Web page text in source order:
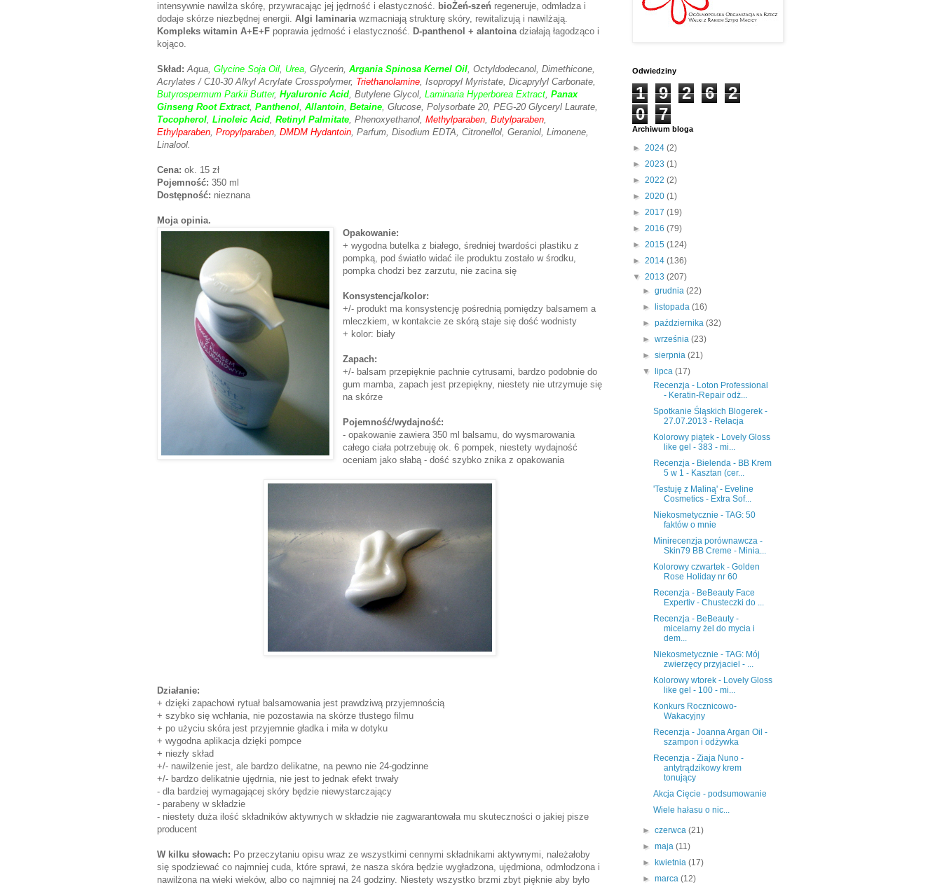
intensywnie nawilża skórę, przywracając jej jędrność i elastyczność. bioŻeń-szeń regeneruje, odmładza i
dodaje skórze niezbędnej energii. Algi laminariawzmacniają strukturę skóry, rewitalizują i nawilżają.
Kompleks witamin A+E+F poprawia jędrność i elastyczność. D-panthenol + alantoinadziałają łagodząco i
kojąco.
Skład: Aqua, Glycine Soja Oil, Urea, Glycerin, Argania Spinosa Kernel Oil, Octyldodecanol, Dimethicone,
Acrylates / C10-30 Alkyl Acrylate Crosspolymer, Triethanolamine, Isopropyl Myristate, Dicaprylyl Carbonate,
Butyrospermum Parkii Butter, Hyaluronic Acid, Butylene Glycol, Laminaria Hyperborea Extract, Panax
Ginseng Root Extract, Panthenol, Allantoin, Betaine, Glucose, Polysorbate 20, PEG-20 Glyceryl Laurate,
Tocopherol, Linoleic Acid, Retinyl Palmitate, Phenoxyethanol, Methylparaben, Butylparaben,
Ethylparaben, Propylparaben, DMDM Hydantoin, Parfum, Disodium EDTA, Citronellol, Geraniol, Limonene,
Linalool.
Cena: ok. 15 zł
Pojemność: 350 ml
Dostępność: nieznana
Moja opinia.
Opakowanie:
+ wygodna butelka z białego, średniej twardości plastiku z
pompką, pod światło widać ile produktu zostało w środku,
pompka chodzi bez zarzutu, nie zacina się
Konsystencja/kolor:
+/- produkt ma konsystencję pośrednią pomiędzy balsamem a
mleczkiem, w kontakcie ze skórą staje się dość wodnisty
+ kolor: biały
Zapach:
+/- balsam przepięknie pachnie cytrusami, bardzo podobnie do
gum mamba, zapach jest przepiękny, niestety nie utrzymuje się
na skórze
Pojemność/wydajność:
- opakowanie zawiera 350 ml balsamu, do wysmarowania
całego ciała potrzebuję ok. 6 pompek, niestety wydajność
oceniam jako słabą - dość szybko znika z opakowania
Działanie:
+ dzięki zapachowi rytuał balsamowania jest prawdziwą przyjemnością
+ szybko się wchłania, nie pozostawia na skórze tłustego filmu
+ po użyciu skóra jest przyjemnie gładka i miła w dotyku
+ wygodna aplikacja dzięki pompce
+ niezły skład
+/- nawilżenie jest, ale bardzo delikatne, na pewno nie 24-godzinne
+/- bardzo delikatnie ujędrnia, nie jest to jednak efekt trwały
- dla bardziej wymagającej skóry będzie niewystarczający
- parabeny w składzie
- niestety duża ilość składników aktywnych w składzie nie zagwarantowała mu skuteczności o jakiej pisze
producent
W kilku słowach: Po przeczytaniu opisu wraz ze wszystkimi cennymi składnikami aktywnymi, należałoby
się spodziewać co najmniej cuda, które sprawi, że nasza skóra będzie wygładzona, ujędrniona, odmłodzona i
nawilżona na wieki wieków, albo co najmniej na 24 godziny. Niestety wszystko brzmi zbyt pięknie aby było
Odwiedziny
1 9 2 6
2
0
7
Archiwum bloga
► 2024 (2)
► 2023 (1)
► 2022 (2)
► 2020 (1)
► 2017 (19)
► 2016 (79)
► 2015 (124)
► 2014 (136)
▼ 2013 (207)
►grudnia(22)
►
listopada(16)
►października(32)
►września(23)
►sierpnia(21)
▼
lipca(17)
Recenzja - Loton Professional
- Keratin-Repair odż...
Spotkanie Śląskich Blogerek -
27.07.2013 - Relacja
Kolorowy piątek - Lovely Gloss
like gel - 383 - mi...
Recenzja - Bielenda - BB Krem
5 w 1 - Kasztan (cer...
'Testuję z Maliną' - Eveline
Cosmetics - Extra Sof...
Niekosmetycznie - TAG: 50
faktów o mnie
Minirecenzja porównawcza -
Skin79 BB Creme - Minia...
Kolorowy czwartek - Golden
Rose Holiday nr 60
Recenzja - BeBeauty Face
Expertiv - Chusteczki do ...
Recenzja - BeBeauty -
micelarny żel do mycia i
dem...
Niekosmetycznie - TAG: Mój
zwierzęcy przyjaciel - ...
Kolorowy wtorek - Lovely Gloss
like gel - 100 - mi...
Konkurs Rocznicowo-
Wakacyjny
Recenzja - Joanna Argan Oil -
szampon i odżywka
Recenzja - Ziaja Nuno -
antytrądzikowy krem
tonujący
Akcja Cięcie - podsumowanie
Wiele hałasu o nic...
►czerwca(21)
►maja(11)
►
kwietnia(17)
►marca(12)